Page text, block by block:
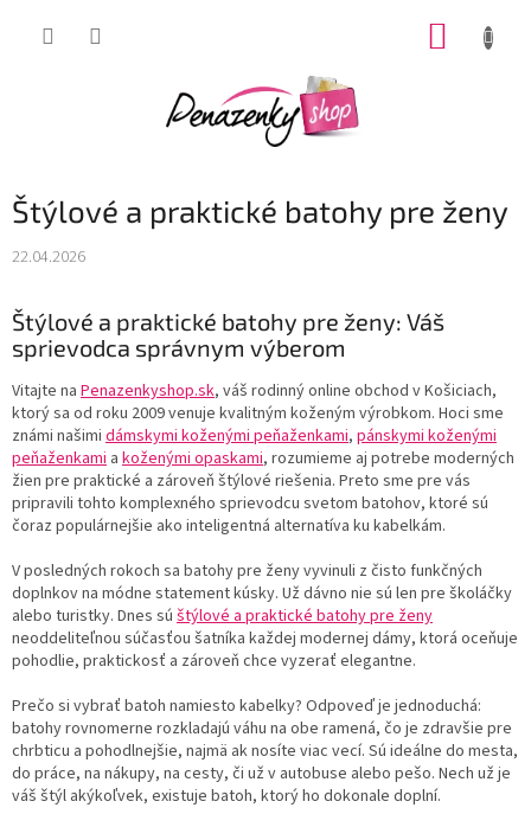
Štýlové a praktické batohy pre ženy
22.04.2026
Štýlové a praktické batohy pre ženy: Váš
sprievodca správnym výberom
Vitajte na Penazenkyshop.sk, váš rodinný online obchod v Košiciach,
ktorý sa od roku 2009 venuje kvalitným koženým výrobkom. Hoci sme
známi našimi dámskymi koženými peňaženkami, pánskymi koženými
peňaženkami a koženými opaskami, rozumieme aj potrebe moderných
žien pre praktické a zároveň štýlové riešenia. Preto sme pre vás
pripravili tohto komplexného sprievodcu svetom batohov, ktoré sú
čoraz populárnejšie ako inteligentná alternatíva ku kabelkám.
V posledných rokoch sa batohy pre ženy vyvinuli z čisto funkčných
doplnkov na módne statement kúsky. Už dávno nie sú len pre školáčky
alebo turistky. Dnes sú štýlové a praktické batohy pre ženy
neoddeliteľnou súčasťou šatníka každej modernej dámy, ktorá oceňuje
pohodlie, praktickosť a zároveň chce vyzerať elegantne.
Prečo si vybrať batoh namiesto kabelky? Odpoveď je jednoduchá:
batohy rovnomerne rozkladajú váhu na obe ramená, čo je zdravšie pre
chrbticu a pohodlnejšie, najmä ak nosíte viac vecí. Sú ideálne do mesta,
do práce, na nákupy, na cesty, či už v autobuse alebo pešo. Nech už je
váš štýl akýkoľvek, existuje batoh, ktorý ho dokonale doplní.